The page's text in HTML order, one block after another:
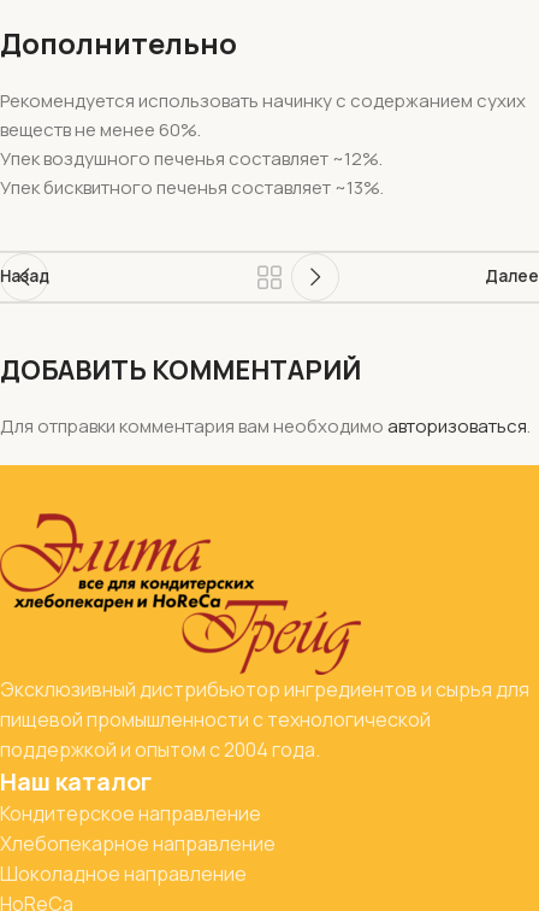
Дополнительно
Рекомендуется использовать начинку с содержанием сухих
веществ не менее 60%.
Упек воздушного печенья составляет ~12%.
Упек бисквитного печенья составляет ~13%.
Назад Далее
ДОБАВИТЬ КОММЕНТАРИЙ
Для отправки комментария вам необходимоавторизоваться.
Эксклюзивный дистрибьютор ингредиентов и сырья для
пищевой промышленности с технологической
поддержкой и опытом с 2004 года.
Наш каталог
Кондитерское направление
Хлебопекарное направление
Шоколадное направление
HoReCa